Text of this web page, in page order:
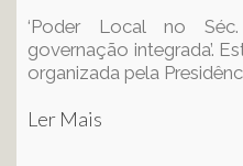
‘Poder Local no
governação integrada’.
organizada pela
Ler Mais